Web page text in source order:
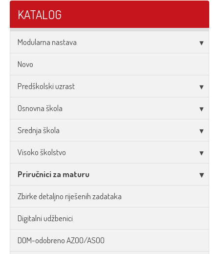
KATALOG
Modularna nastava
Novo
Predškolski uzrast
Osnovna škola
Srednja škola
Visoko školstvo
Priručnici za maturu
Zbirke detaljno riješenih zadataka
Digitalni udžbenici
DOM-odobreno AZOO/ASOO